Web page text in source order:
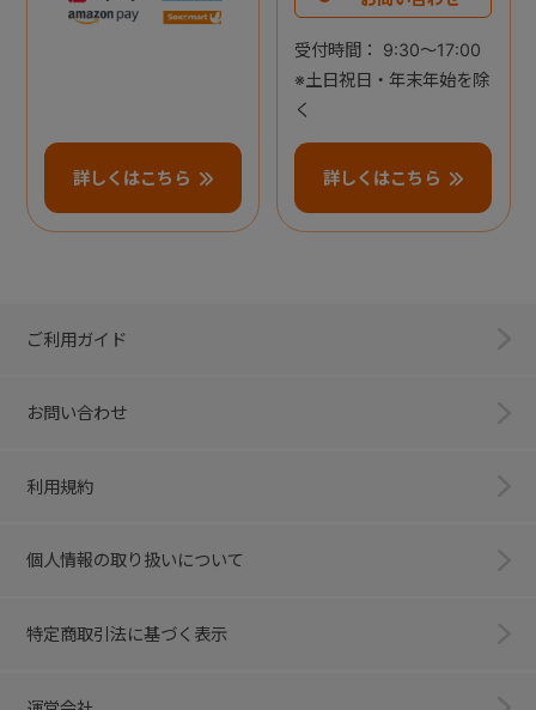
詳しくはこちら
受付時間： 9:30～17:00
※土日祝日・年末年始を除
く
詳しくはこちら
ご利用ガイド
お問い合わせ
利用規約
個人情報の取り扱いについて
特定商取引法に基づく表示